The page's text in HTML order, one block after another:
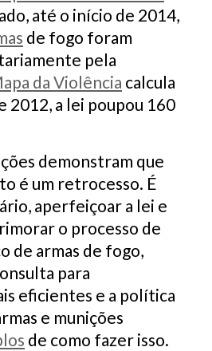
até o início de 2014,
de fogo foram
pela
da Violência calcula
2012, a lei poupou 160
demonstram que
é um retrocesso. É
aperfeiçoar a lei e
o processo de
de armas de fogo,
para
eficientes e a política
e munições
de como fazer isso.